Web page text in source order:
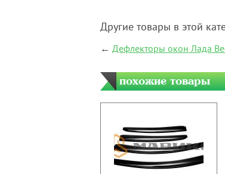
Другие товары в этой
← Дефлекторы окон Лада
похожие товары